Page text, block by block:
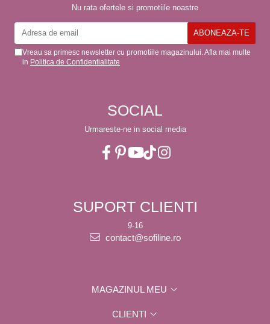
Nu rata ofertele si promotiile noastre
Vreau sa primesc newsletter cu promotiile magazinului. Afla mai multe
in Politica de Confidentialitate
SOCIAL
Urmareste-ne in social media
SUPORT CLIENTI
9-16
contact@sofiline.ro
MAGAZINUL MEU
CLIENTI